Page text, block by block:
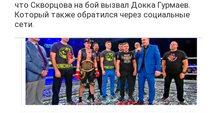
что Скворцова на бой вызвал Докка Гурмаев.
Который также обратился через социальные
сети.